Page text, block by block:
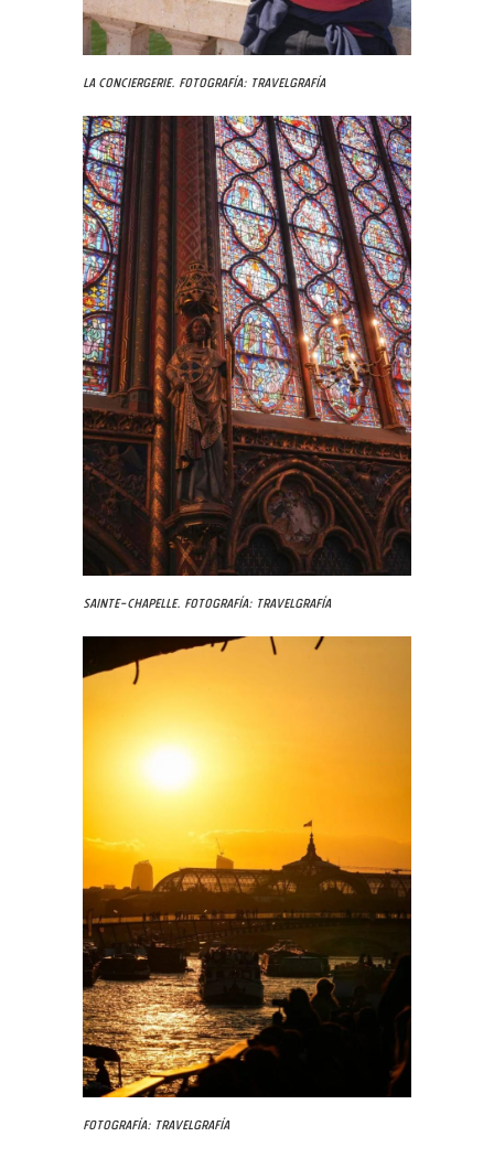
La Conciergerie. Fotografía: Travelgrafía
Sainte-Chapelle. Fotografía: Travelgrafía
Fotografía: Travelgrafía